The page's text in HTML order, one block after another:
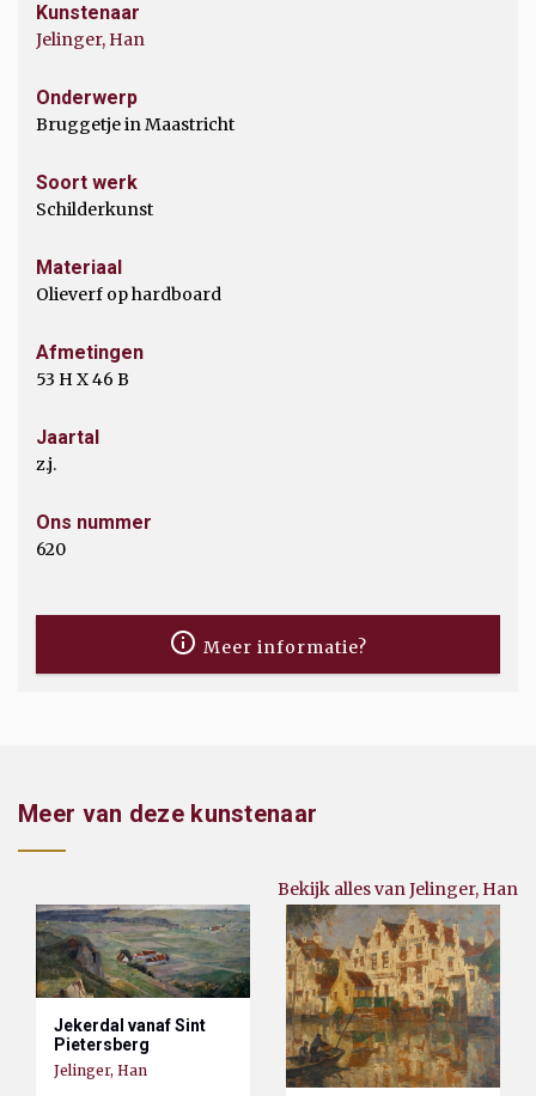
Kunstenaar
Jelinger, Han
Onderwerp
Bruggetje in Maastricht
Soort werk
Schilderkunst
Materiaal
Olieverf op hardboard
Afmetingen
53 H X 46 B
Jaartal
z.j.
Ons nummer
620
Meer informatie?
Meer van deze kunstenaar
Bekijk alles van Jelinger, Han
Jekerdal vanaf Sint
Pietersberg
Jelinger, Han